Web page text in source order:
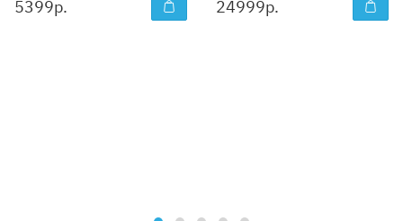
5399р. 24999р.